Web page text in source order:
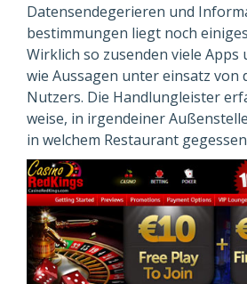
Daten­sende­gerieren und
bestimmungen liegt noch
Wirklich so zusenden viele
wie Aussagen unter einsatz von
Nutzers. Die Handlung­leister
weise, in irgendeiner
in welchem Restaurant